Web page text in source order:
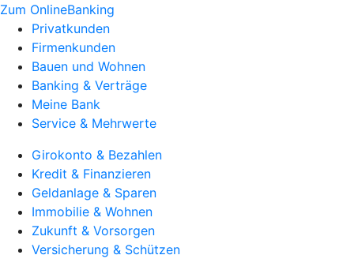
Zum OnlineBanking
Privatkunden
Firmenkunden
Bauen und Wohnen
Banking & Verträge
Meine Bank
Service & Mehrwerte
Girokonto & Bezahlen
Kredit & Finanzieren
Geldanlage & Sparen
Immobilie & Wohnen
Zukunft & Vorsorgen
Versicherung & Schützen